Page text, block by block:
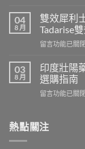
格
2026
攻
印
度
Viagra
比
利
勁
印
度
價
格
2026：
香
裡
04
8 月
雙效犀利
Tadarise
在
效
犀
利
士
2026：
留言功能已關閉
03
8 月
印度壯陽
選購指南
在
壯
陽
留言功能已關閉
熱點關注